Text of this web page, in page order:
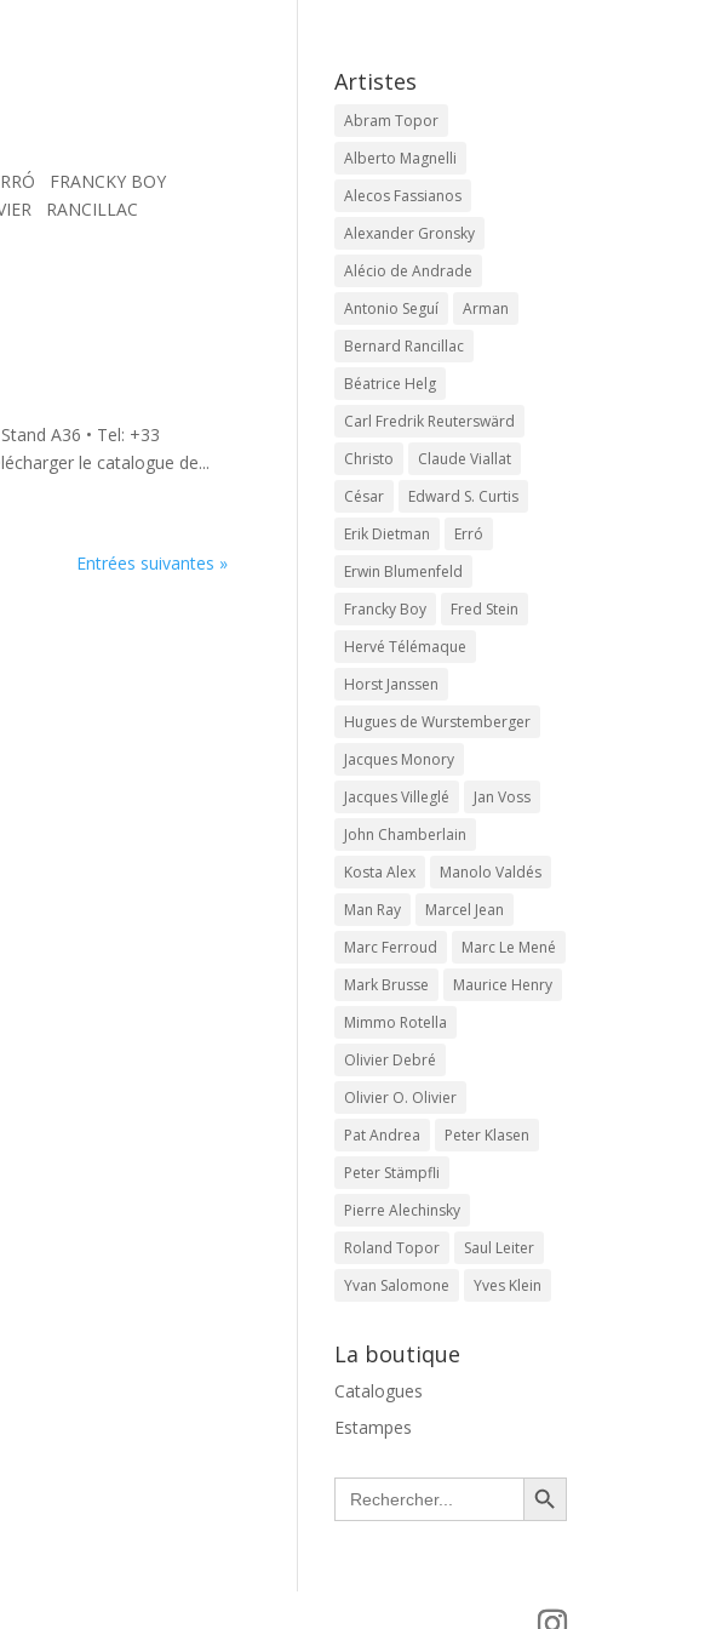
FRANCKY BOY
RANCILLAC
A36 • Tel: +33
le catalogue de...
Entrées suivantes »
Artistes
Abram Topor
Alberto Magnelli
Alecos Fassianos
Alexander Gronsky
Alécio de Andrade
Antonio Seguí
Arman
Bernard Rancillac
Béatrice Helg
Carl Fredrik Reuterswärd
Christo
Claude Viallat
César
Edward S. Curtis
Erik Dietman
Erró
Erwin Blumenfeld
Francky Boy
Fred Stein
Hervé Télémaque
Horst Janssen
Hugues de Wurstemberger
Jacques Monory
Jacques Villeglé
Jan Voss
John Chamberlain
Kosta Alex
Manolo Valdés
Man Ray
Marcel Jean
Marc Ferroud
Marc Le Mené
Mark Brusse
Maurice Henry
Mimmo Rotella
Olivier Debré
Olivier O. Olivier
Pat Andrea
Peter Klasen
Peter Stämpfli
Pierre Alechinsky
Roland Topor
Saul Leiter
Yvan Salomone
Yves Klein
La boutique
Catalogues
Estampes
Search
for:
Search Button